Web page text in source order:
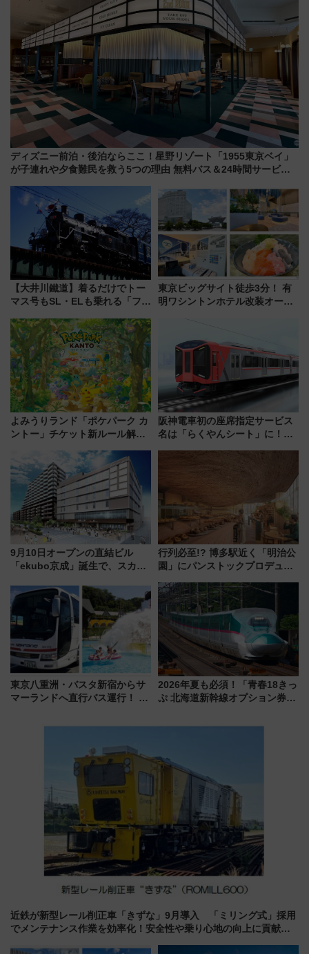
ディズニー前泊・後泊ならここ！星野リゾート「1955東京ベイ」
が子連れや夕食難民を救う5つの理由 無料バス＆24時間サービス
【大井川鐵道】着るだけでトー
マス号もSL・ELも乗れる「フリ
受注販売
東京ビッグサイト徒歩3分！ 有
明ワシントンホテル改装オープ
ュッフェを現地レポ
よみうりランド「ポケパーク カ
ントー」チケット新ルール解
本人確認が11月スタート
阪神電車初の座席指定サービス
名は「らくやんシート」に！新
9月10日オープンの直結ビル
「ekubo京成」誕生で、スカイ
新鎌ヶ谷はどう変わる？ 全テナ
ント情報も公開！
行列必至!? 博多駅近く「明治公
園」にパンストックプロデュー
オープン 秋からはビストロ営業
も！
東京八重洲・バスタ新宿からサ
マーランドへ直行バス運行！ お
推し活を楽しもう！（2026年
2026年夏も必須！「青春18きっ
ぷ 北海道新幹線オプション券」
の罠
近鉄が新型レール削正車「きずな」9月導入 「ミリング式」採用
でメンテナンス作業を効率化！安全性や乗り心地の向上に貢献す